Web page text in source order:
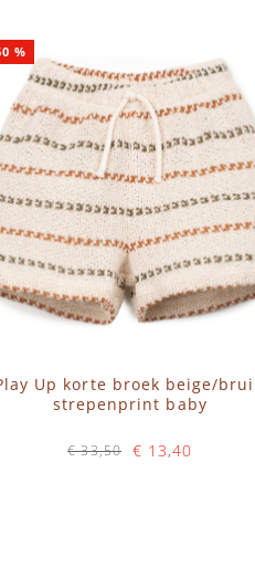
Up korte broek beige/
strepenprint baby
€ 13,40
€ 33,50
%